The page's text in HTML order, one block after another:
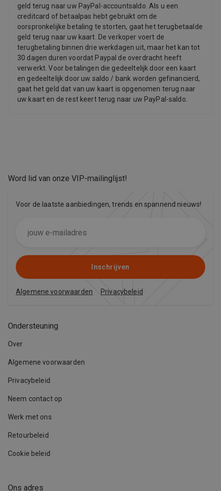
geld terug naar uw PayPal-accountsaldo. Als u een
creditcard of betaalpas hebt gebruikt om de
oorspronkelijke betaling te storten, gaat het terugbetaalde
geld terug naar uw kaart. De verkoper voert de
terugbetaling binnen drie werkdagen uit, maar het kan tot
30 dagen duren voordat Paypal de overdracht heeft
verwerkt. Voor betalingen die gedeeltelijk door een kaart
en gedeeltelijk door uw saldo / bank worden gefinancierd,
gaat het geld dat van uw kaart is opgenomen terug naar
uw kaart en de rest keert terug naar uw PayPal-saldo.
Ons adres
Ondersteuning
Over
Algemene voorwaarden
Privacybeleid
Neem contact op
Werk met ons
Retourbeleid
Cookie beleid
Word lid van onze VIP-mailinglijst!
Voor de laatste aanbiedingen, trends en spannend nieuws!
Inschrijven
Algemene voorwaarden Privacybeleid